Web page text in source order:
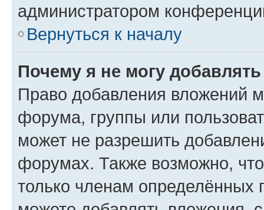
администратором
Вернуться к началу
Почему я не могу
Право добавления вложений
форума, группы или
может не разрешить
форумах. Также возможно,
только членам определённых